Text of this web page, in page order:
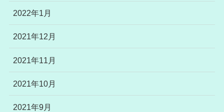
2022年1月
2021年12月
2021年11月
2021年10月
2021年9月